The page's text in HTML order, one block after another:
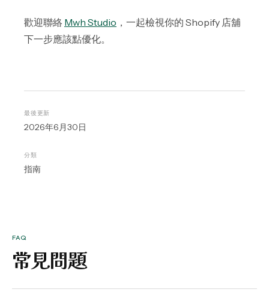
歡迎聯絡 Mwh Studio ，一起檢視你的 Shopify 店舖
下一步應該點優化。
最後更新
2026年6月30日
分類
指南
FAQ
常見問題